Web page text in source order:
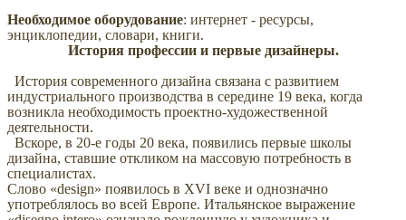
Необходимое оборудование: интернет - ресурсы,
энциклопедии, словари, книги.
История профессии и первые дизайнеры.
История современного дизайна связана с развитием
индустриального производства в середине 19 века, когда
возникла необходимость проектно-художественной
деятельности.
Вскоре, в 20-е годы 20 века, появились первые школы
дизайна, ставшие откликом на массовую потребность в
специалистах.
Слово «design» появилось в XVI веке и однозначно
употреблялось во всей Европе. Итальянское выражение